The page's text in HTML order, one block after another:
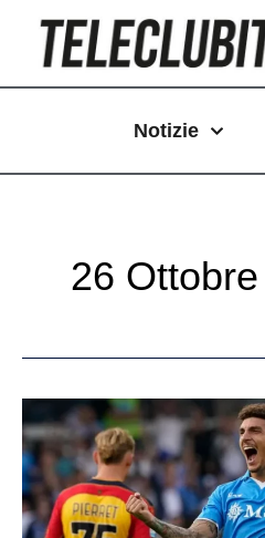
contenuto
Notizie
26
Lorenzo
fa
allungare
il
Napoli
articoli